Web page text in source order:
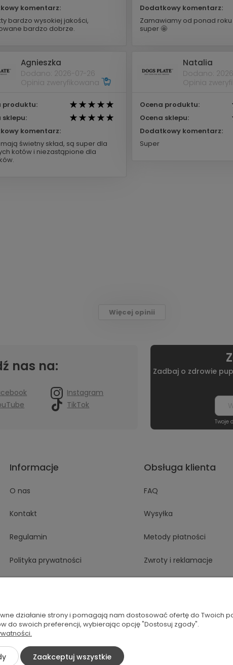
komentarz:
bardzo wysokiej jakości,
bardzo dobrze.
Dodatkowy komentarz:
Zamawiamy od ponad roku
super 🤩
Agnieszka
Dodano: 2026-07-26
Opinia zweryfikowana
produktu:
sklepu:
komentarz:
świetny skład, są super dla
kotów i niezastąpione dla
Natalia
Dodano:
Opinia
Ocena produktu:
Ocena sklepu:
Dodatkowy komentarz:
Super
Więcej opinii
nas na:
Instagram
TikTok
Zadbaj o zdrowie
Twoje
Informacje
O nas
Kontakt
Regulamin
Polityka prywatności
Obsługa klienta
FAQ
Wysyłka
Metody płatności
Zwroty i reklamacje
działanie strony i pomagają nam dostosować ofertę do Twoich
do swoich preferencji, wybierając opcję "Dostosuj zgody".
Zaakceptuj wszystkie